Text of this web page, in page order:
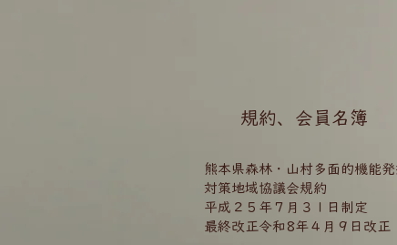
規約、会員名簿
熊本県森林・山村多面的機能
対策地域協議会規約
平成２５年７月３１日制定
​最終改正令和8年４月９日改正